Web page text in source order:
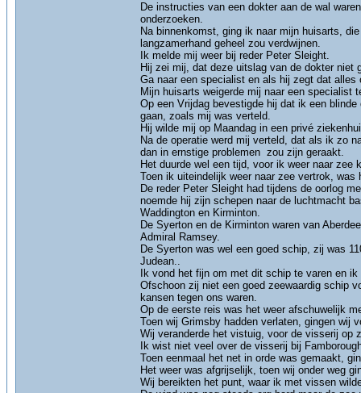
De instructies van een dokter aan de wal
onderzoeken.
Na binnenkomst, ging ik naar mijn huisarts,
langzamerhand geheel zou verdwijnen.
Ik melde mij weer bij reder Peter Sleight.
Hij zei mij, dat deze uitslag van de dokter niet
Ga naar een specialist en als hij zegt dat
Mijn huisarts weigerde mij naar een
Op een Vrijdag bevestigde hij dat ik een
gaan, zoals mij was verteld.
Hij wilde mij op Maandag in een privé
Na de operatie werd mij verteld, dat als ik zo
dan in ernstige problemen zou zijn geraakt.
Het duurde wel een tijd, voor ik weer naar
Toen ik uiteindelijk weer naar zee vertrok,
De reder Peter Sleight had tijdens de oorlog
noemde hij zijn schepen naar de luchtmacht
Waddington en Kirminton.
De Syerton en de Kirminton waren van
Admiral Ramsey.
De Syerton was wel een goed schip, zij was
Judean..
Ik vond het fijn om met dit schip te varen en
Ofschoon zij niet een goed zeewaardig schip
kansen tegen ons waren.
Op de eerste reis was het weer afschuwelijk
Toen wij Grimsby hadden verlaten, gingen wij
Wij veranderde het vistuig, voor de visserij op
Ik wist niet veel over de visserij bij
Toen eenmaal het net in orde was gemaakt,
Het weer was afgrijselijk, toen wij onder weg
Wij bereikten het punt, waar ik met vissen